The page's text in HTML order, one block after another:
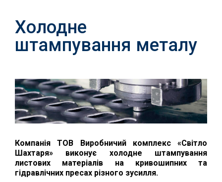
Холодне
штампування металу
Компанія ТОВ Виробничий комплекс «Світло
Шахтаря» виконує холодне штампування
листових матеріалів на кривошипних та
гідравлічних пресах різного зусилля.